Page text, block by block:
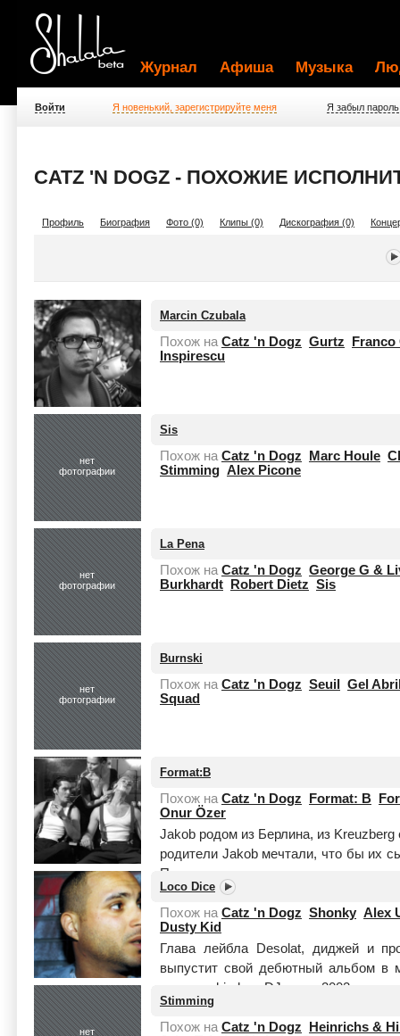
Журнал Афиша Музыка
Войти Я новенький, зарегистрируйте меня Я забыл пароль
CATZ 'N DOGZ - ПОХОЖИЕ
Профиль Биография Фото (0) Клипы (0) Дискография (0)
Marcin Czubala
Похож на Catz 'n Dogz Gurtz
Inspirescu
нет
фотографии
Sis
Похож на Catz 'n Dogz Marc Houle
Stimming Alex Picone
нет
фотографии
La Pena
Похож на Catz 'n Dogz George G &
Burkhardt
Robert Dietz Sis
нет
фотографии
Burnski
Похож на Catz 'n Dogz Seuil
Gel
Squad
Format:B
Похож на Catz 'n Dogz Format: B
Onur Özer
Jakob родом из Берлина, из
родители Jakob мечтали, что бы их
После долгих и успешных лет
Jakob наконец то понял, ...
Loco Dice
Похож на Catz 'n Dogz Shonky Alex
Dusty Kid
Глава лейбла Desolat, диджей и
выпустит свой дебютный альбом в
году как hip-hop DJ, но в 2002-м
Buttr...Читать целиком
нет
Stimming
Похож на Catz 'n Dogz
Heinrichs &